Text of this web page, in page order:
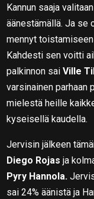
Kannun saaja
äänestämällä. Ja se
mennyt
Kahdesti sen voitti
palkinnon saiVille
varsinainen parhaan
mielestä heille
kyseisellä kaudella.
Jervisin jälkeen
Diego Rojas ja
Pyry Hannola.
sai 24% äänistä ja